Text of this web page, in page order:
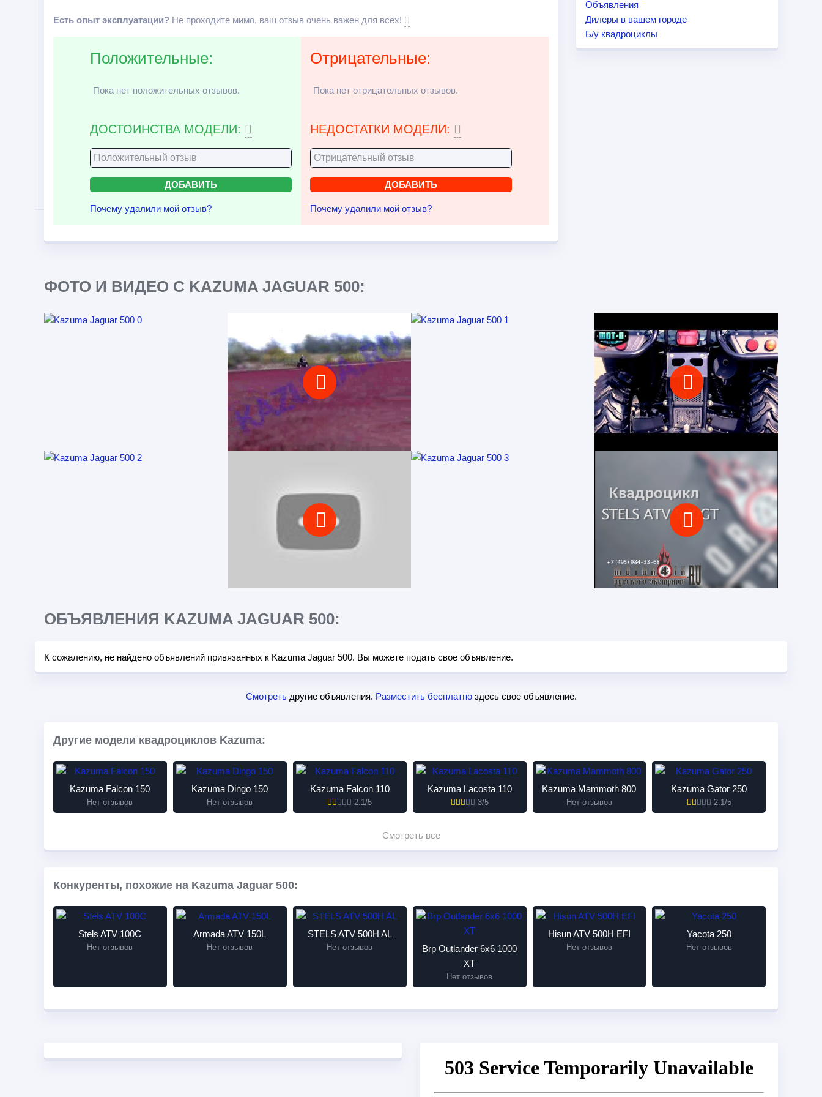
Есть опыт эксплуатации? Не проходите мимо, ваш отзыв очень важен для всех!
Положительные:
Пока нет положительных отзывов.
ДОСТОИНСТВА МОДЕЛИ:
Почему удалили мой отзыв?
Отрицательные:
Пока нет отрицательных отзывов.
НЕДОСТАТКИ МОДЕЛИ:
Почему удалили мой отзыв?
Объявления
Дилеры в вашем городе
Б/у квадроциклы
ФОТО И ВИДЕО С KAZUMA JAGUAR 500:
ОБЪЯВЛЕНИЯ KAZUMA JAGUAR 500:
К сожалению, не найдено объявлений привязанных к Kazuma Jaguar 500. Вы можете подать свое объявление.
Смотретьдругие объявления. Разместить бесплатноздесь свое объявление.
Другие модели квадроциклов Kazuma:
Kazuma Falcon 150
Нет отзывов
Kazuma Dingo 150
Нет отзывов
Kazuma Falcon 110
2.1/5
Kazuma Lacosta 110
3/5
Kazuma Mammoth 800
Нет отзывов
Kazuma Gator 250
2.1/5
Смотреть все
Конкуренты, похожие на Kazuma Jaguar 500:
Stels ATV 100C
Нет отзывов
Armada ATV 150L
Нет отзывов
STELS ATV 500H AL
Нет отзывов
Brp Outlander 6x6 1000
XT
Нет отзывов
Hisun ATV 500H EFI
Нет отзывов
Yacota 250
Нет отзывов